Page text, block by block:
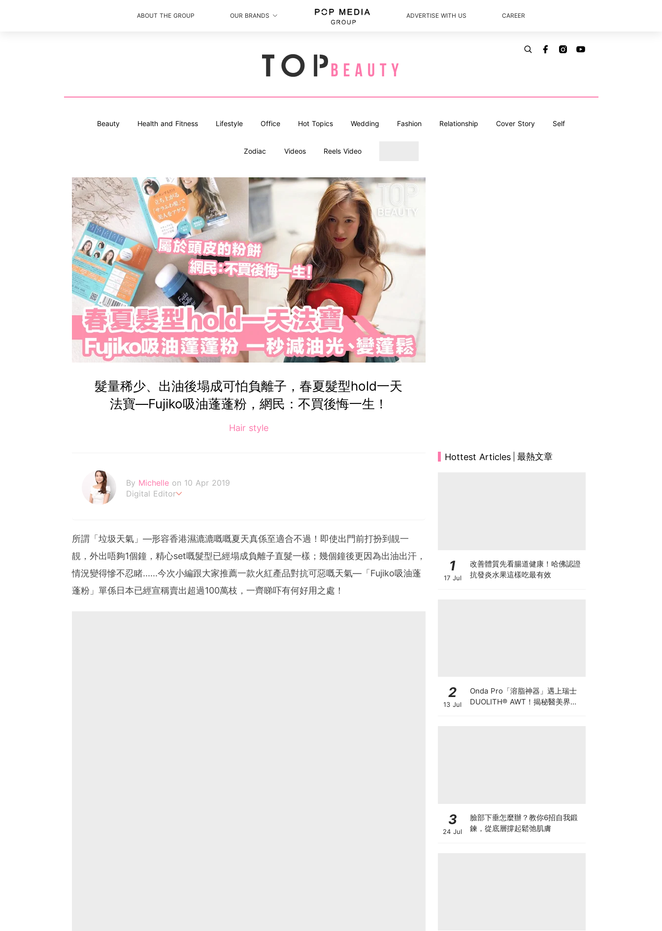
ABOUT THE GROUP OUR BRANDS ADVERTISE WITH US CAREER
Beauty Health and Fitness Lifestyle Office Hot Topics Wedding Fashion Relationship Cover Story Self
Zodiac Videos Reels Video
髮量稀少、出油後塌成可怕負離子，春夏髮型hold一天
法寶—Fujiko吸油蓬蓬粉，網民：不買後悔一生！
Hair style
By Michelle on 10 Apr 2019
Digital Editor
所謂「垃圾天氣」—形容香港濕漉漉嘅嘅夏天真係至適合不過！即使出門前打扮到靚一
靚，外出唔夠1個鐘，精心set嘅髮型已經塌成負離子直髮一樣；幾個鐘後更因為出油出汗，
情況變得慘不忍睹......今次小編跟大家推薦一款火紅產品對抗可惡嘅天氣—「Fujiko吸油蓬
蓬粉」單係日本已經宣稱賣出超過100萬枝，一齊睇吓有何好用之處！
Hottest Articles 最熱文章
1
17 Jul
改善體質先看腸道健康！哈佛認證
抗發炎水果這樣吃最有效
2
13 Jul
Onda Pro「溶脂神器」遇上瑞士
DUOLITH® AWT！揭秘醫美界悄
3
24 Jul
臉部下垂怎麼辦？教你6招自我鍛
鍊，從底層撐起鬆弛肌膚